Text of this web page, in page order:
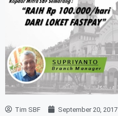
Tim SBF September 20, 2017